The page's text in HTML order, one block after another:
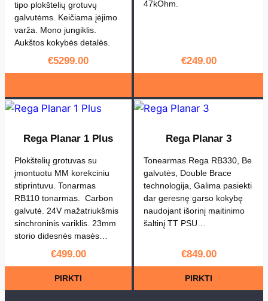
e
c
t
tipo plokštelių grotuvų
galvutėms. Keičiama įėjimo
varža. Mono jungiklis.
Aukštos kokybės detalės.
€5299.00
47kOhm.
€249.00
Rega Planar 1 Plus
Plokštelių grotuvas su
įmontuotu MM korekciniu
stiprintuvu. Tonarmas
RB110 tonarmas. Carbon
galvutė. 24V mažatriukšmis
sinchroninis variklis. 23mm
storio didesnės masės…
€499.00
PIRKTI
Rega Planar 3
Tonearmas Rega RB330, Be
galvutės, Double Brace
technologija, Galima pasiekti
dar geresnę garso kokybę
naudojant išorinį maitinimo
šaltinį TT PSU…
€849.00
PIRKTI